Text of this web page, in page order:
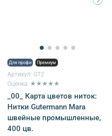
Для профи Премиум
Артикул: GT2
Оценка: ★★★★★
_00_ Карта цветов ниток:
Нитки Gutermann Mara
швейные промышленные,
400 цв.